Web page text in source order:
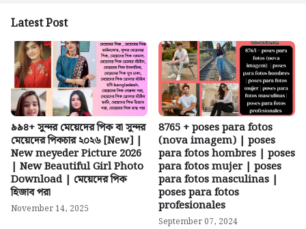
Latest Post
৯৯৪+ সুন্দর মেয়েদের পিক বা সুন্দর
মেয়েদের পিকচার ২০২৬ [New] |
New meyeder Picture 2026
| New Beautiful Girl Photo
Download | মেয়েদের পিক
হিজাব পরা
November 14, 2025
8765 + poses para fotos
(nova imagem) | poses
para fotos hombres | poses
para fotos mujer | poses
para fotos masculinas |
poses para fotos
profesionales
September 07, 2024